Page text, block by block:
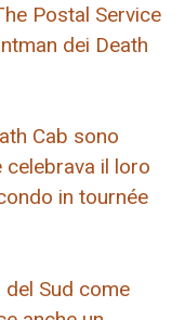
Postal Service
dei Death
Cab sono
il loro
in tournée
del Sud come